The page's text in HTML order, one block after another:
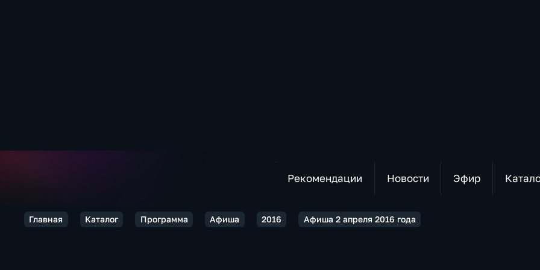
Рекомендации Новости Эфир
Главная Каталог Программа Афиша 2016 Афиша 2 апреля 2016 года